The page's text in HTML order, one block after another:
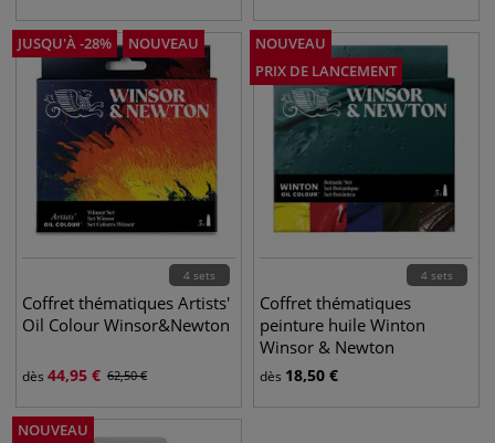
JUSQU'À-28% NOUVEAU
4 sets
Coffret thématiques Artists'
Oil Colour Winsor&Newton
dès 44,95 € 62,50€
NOUVEAU
PRIX DE LANCEMENT
4 sets
Coffret thématiques
peinture huile Winton
Winsor & Newton
dès 18,50 €
NOUVEAU